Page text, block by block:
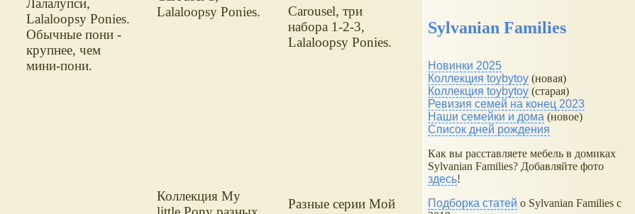
Лалалупси,
Lalaloopsy Ponies.
Обычные пони -
крупнее, чем
мини-пони.
Lalaloopsy Ponies.
Carousel, три
набора 1-2-3,
Lalaloopsy Ponies.
Коллекция My
Разные серии Мой
Sylvanian Families
Новинки 2025
Коллекция toybytoy (новая)
Коллекция toybytoy (старая)
Ревизия семей на конец 2023
Наши семейки и дома (новое)
Список дней рождения
Как вы расставляете мебель в домиках
Sylvanian Families? Добавляйте фото
здесь!
Подборка статей о Sylvanian Families с